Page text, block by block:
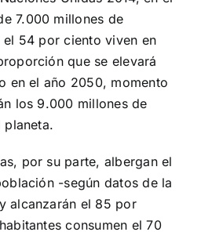
7.000 millones de
el 54 por ciento viven en
que se elevará
en el año 2050, momento
los 9.000 millones de
planeta.
por su parte, albergan el
-según datos de la
alcanzarán el 85 por
consumen el 70